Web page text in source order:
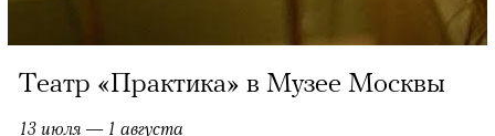
Театр «Практика» в Музее Москвы
13 июля — 1 августа